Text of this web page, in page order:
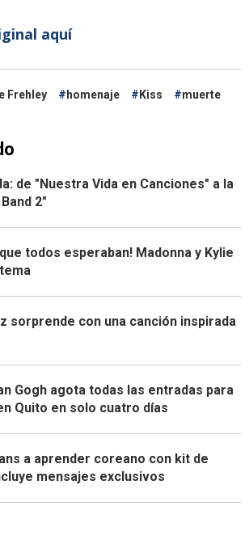
aquí
Frehley homenaje Kiss
muerte
de "Nuestra Vida en Canciones" a la
2"
todos esperaban! Madonna y Kylie
sorprende con una canción inspirada
Gogh agota todas las entradas para
Quito en solo cuatro días
a aprender coreano con kit de
mensajes exclusivos